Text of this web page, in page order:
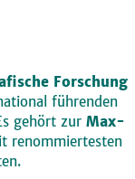
Forschung
führenden
gehört zur Max-
renommiertesten